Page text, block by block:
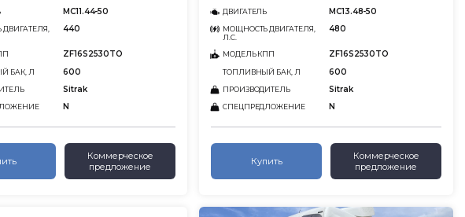
MC11.44-50
440
ZF16S2530TO
БАК, Л 600
Sitrak
N
Коммерческое
предложение
ДВИГАТЕЛЬ MC13.48-50
МОЩНОСТЬ ДВИГАТЕЛЯ,
Л.С.
480
МОДЕЛЬ КПП ZF16S2530TO
ТОПЛИВНЫЙ БАК, Л 600
ПРОИЗВОДИТЕЛЬ Sitrak
СПЕЦПРЕДЛОЖЕНИЕ N
Купить
Коммерческое
предложение